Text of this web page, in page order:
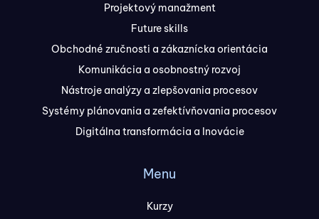
Projektový manažment
Future skills
Obchodné zručnosti a zákaznícka orientácia
Komunikácia a osobnostný rozvoj
Nástroje analýzy a zlepšovania procesov
Systémy plánovania a zefektívňovania procesov
Digitálna transformácia a Inovácie
Menu
Kurzy